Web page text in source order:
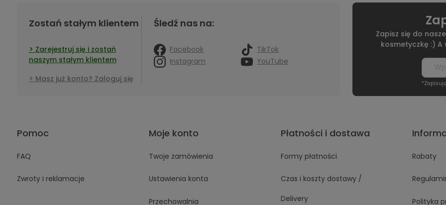
Zostań stałym klientem
Zarejestruj się i zostań
naszym stałym klientem
Masz już konto? Zaloguj się
Śledź nas na:
Facebook
TikTok
Instagram
YouTube
Zapisz się do
kosmetyczkę :)
Pomoc
FAQ
Zwroty i reklamacje
Moje konto
Twoje zamówienia
Ustawienia konta
Przechowalnia
Płatności i dostawa
Formy płatności
Czas i koszty dostawy /
Delivery
Rabaty
Polityka